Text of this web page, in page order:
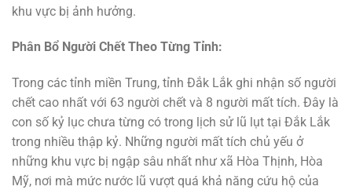
khu vực bị ảnh hưởng.
Phân Bổ Người Chết Theo Từng Tỉnh:
Trong các tỉnh miền Trung, tỉnh Đắk Lắk ghi nhận số người
chết cao nhất với 63 người chết và 8 người mất tích. Đây là
con số kỷ lục chưa từng có trong lịch sử lũ lụt tại Đắk Lắk
trong nhiều thập kỷ. Những người mất tích chủ yếu ở
những khu vực bị ngập sâu nhất như xã Hòa Thịnh, Hòa
Mỹ, nơi mà mức nước lũ vượt quá khả năng cứu hộ của